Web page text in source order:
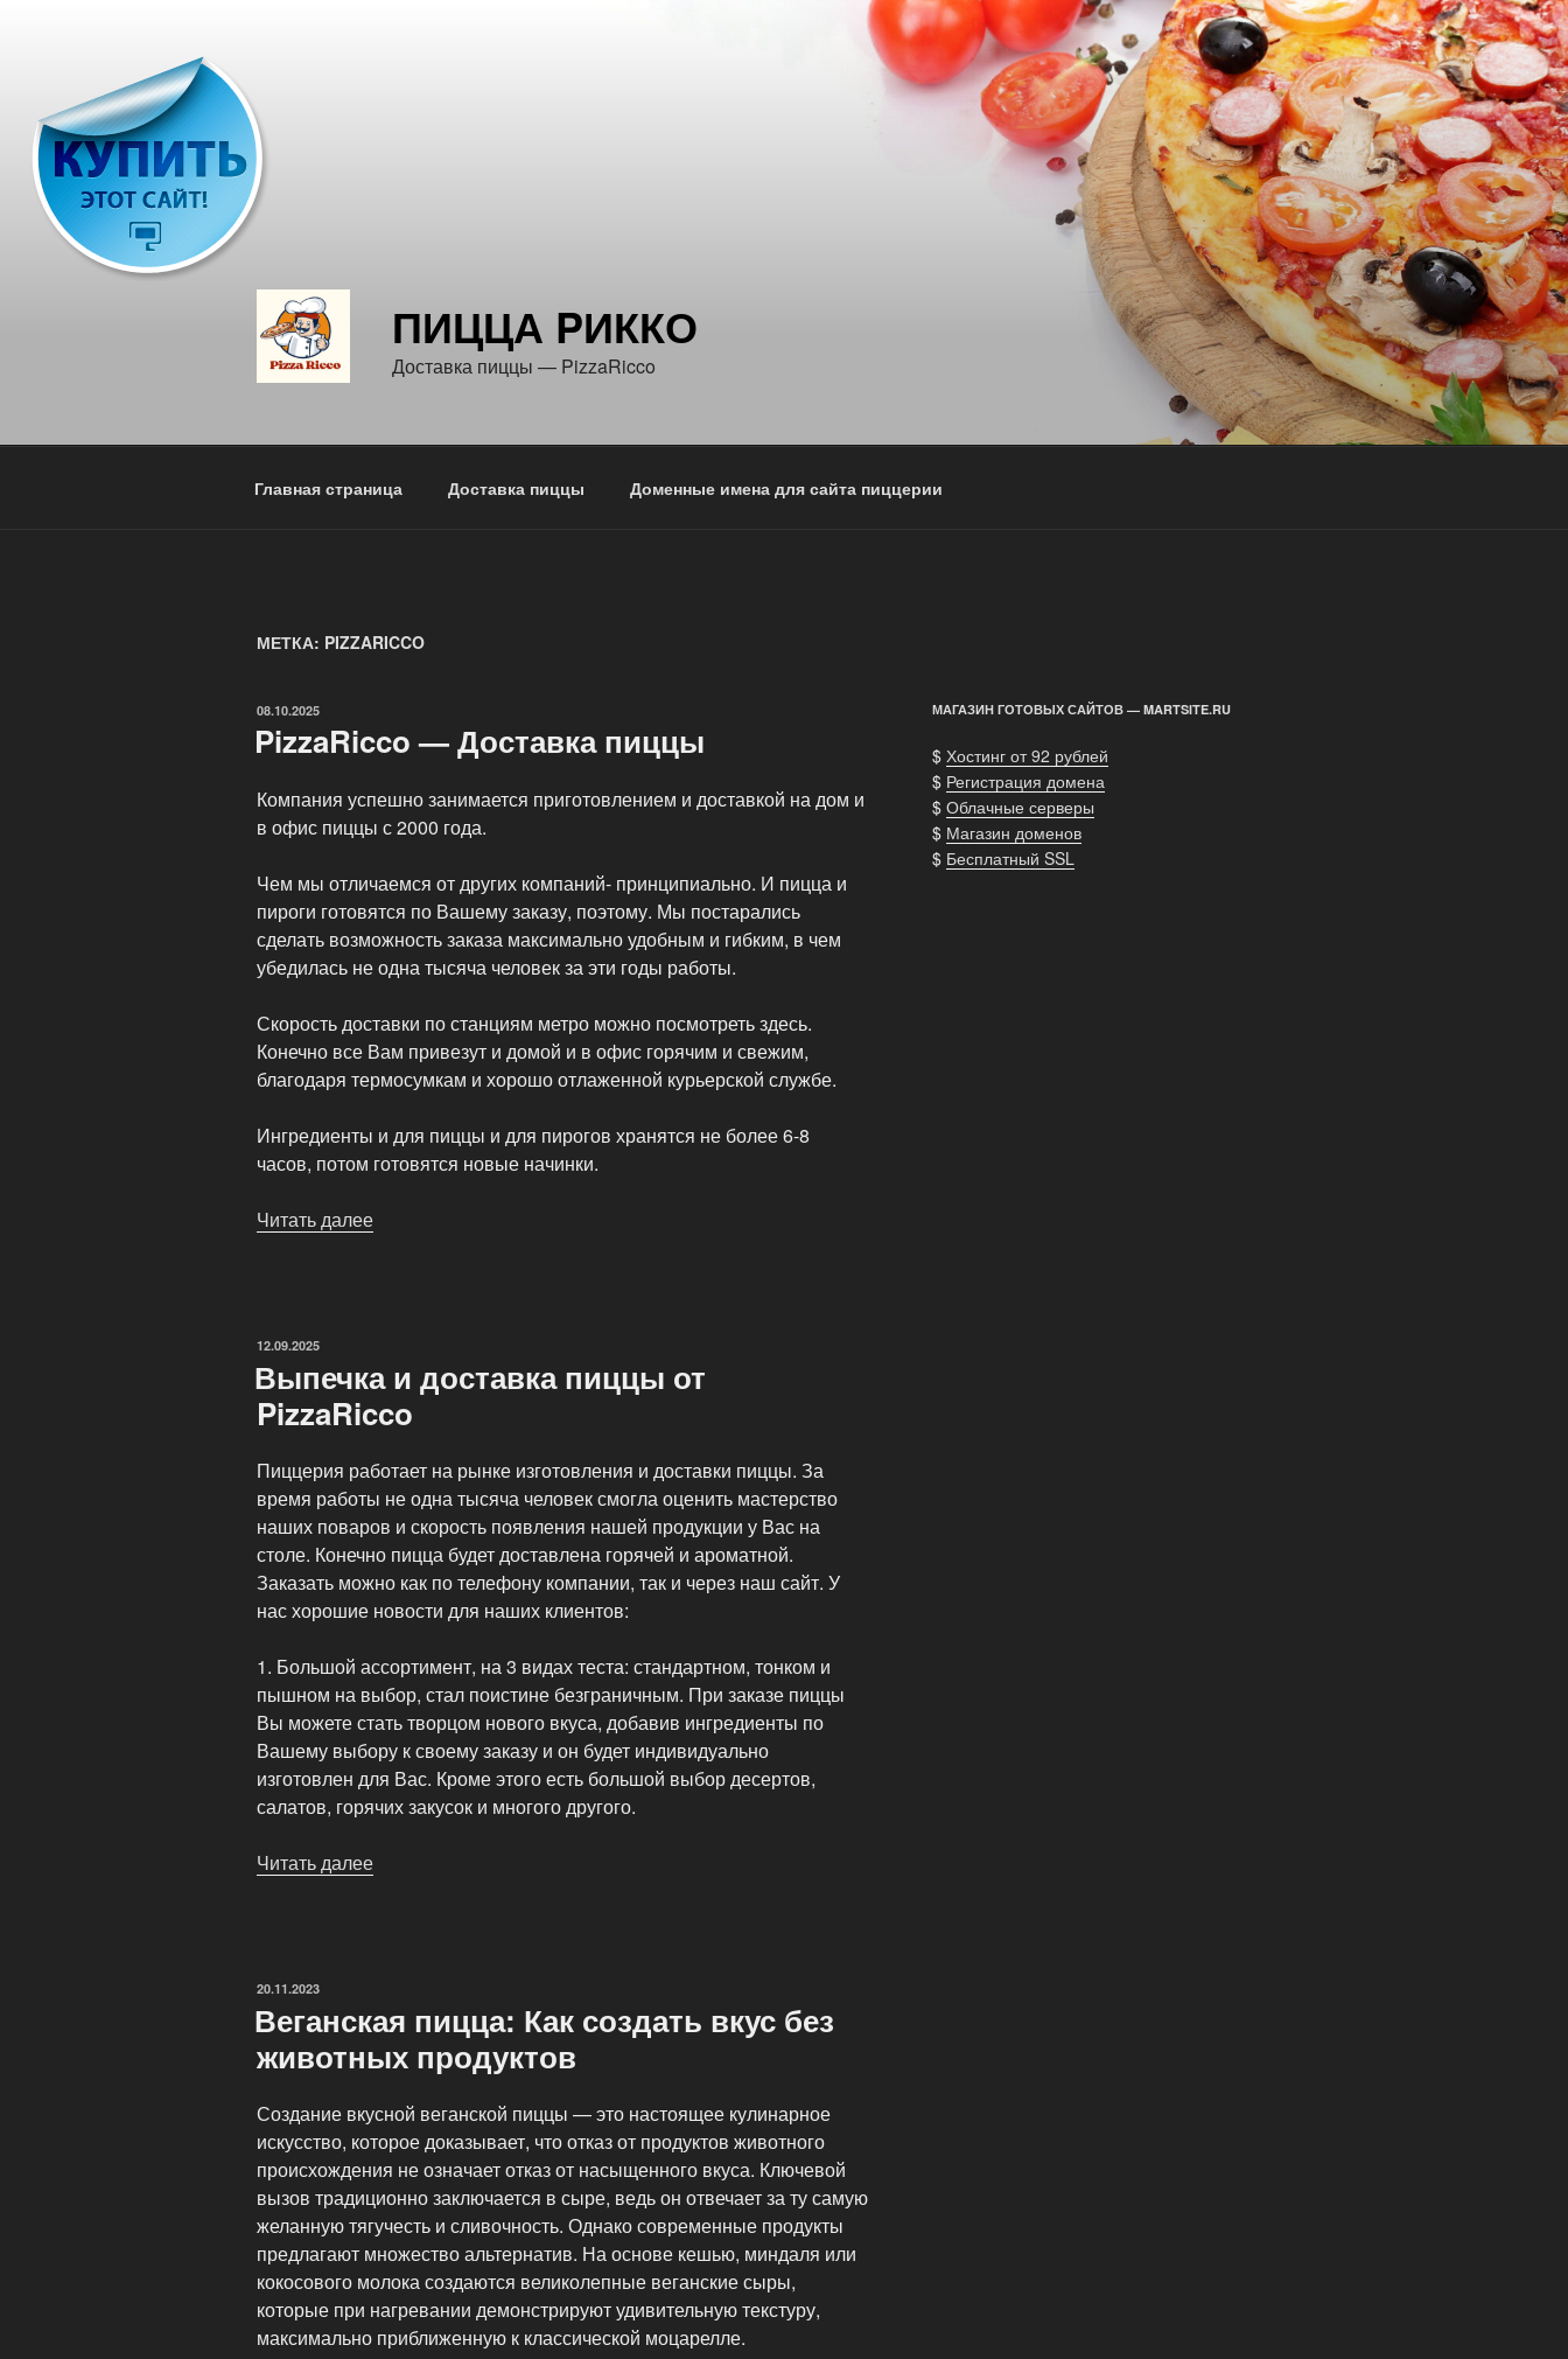
ПИЦЦА PИККО
Доставка пиццы — PizzaRicco
Главная страница Доставка пиццы Доменные имена для сайта пиццерии
МЕТКА: PIZZARICCO
ОПУБЛИКОВАНО
08.10.2025
PizzaRicco — Доставка пиццы
Компания успешно занимается приготовлением и доставкой на дом и
в офис пиццы с 2000 года.
Чем мы отличаемся от других компаний- принципиально. И пицца и
пироги готовятся по Вашему заказу, поэтому. Мы постарались
сделать возможность заказа максимально удобным и гибким, в чем
убедилась не одна тысяча человек за эти годы работы.
Скорость доставки по станциям метро можно посмотреть здесь.
Конечно все Вам привезут и домой и в офис горячим и свежим,
благодаря термосумкам и хорошо отлаженной курьерской службе.
Ингредиенты и для пиццы и для пирогов хранятся не более 6-8
часов, потом готовятся новые начинки.
Читать далее
ОПУБЛИКОВАНО
12.09.2025
Выпечка и доставка пиццы от
PizzaRicco
Пиццерия работает на рынке изготовления и доставки пиццы. За
время работы не одна тысяча человек смогла оценить мастерство
наших поваров и скорость появления нашей продукции у Вас на
столе. Конечно пицца будет доставлена горячей и ароматной.
Заказать можно как по телефону компании, так и через наш сайт. У
нас хорошие новости для наших клиентов:
1. Большой ассортимент, на 3 видах теста: стандартном, тонком и
пышном на выбор, стал поистине безграничным. При заказе пиццы
Вы можете стать творцом нового вкуса, добавив ингредиенты по
Вашему выбору к своему заказу и он будет индивидуально
изготовлен для Вас. Кроме этого есть большой выбор десертов,
салатов, горячих закусок и многого другого.
Читать далее
ОПУБЛИКОВАНО
20.11.2023
Веганская пицца: Как создать вкус без
животных продуктов
Создание вкусной веганской пиццы — это настоящее кулинарное
искусство, которое доказывает, что отказ от продуктов животного
происхождения не означает отказ от насыщенного вкуса. Ключевой
вызов традиционно заключается в сыре, ведь он отвечает за ту самую
желанную тягучесть и сливочность. Однако современные продукты
предлагают множество альтернатив. На основе кешью, миндаля или
кокосового молока создаются великолепные веганские сыры,
которые при нагревании демонстрируют удивительную текстуру,
максимально приближенную к классической моцарелле.
МАГАЗИН ГОТОВЫХ САЙТОВ — MARTSITE.RU
$ Хостинг от 92 рублей
$ Регистрация домена
$ Облачные серверы
$ Магазин доменов
$ Бесплатный SSL